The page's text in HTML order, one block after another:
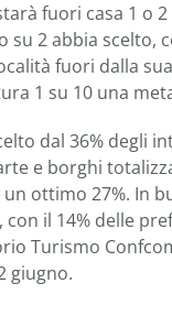
fuori casa 1 o
su 2 abbia scelto,
fuori dalla
1 su 10 una
dal 36% degli
e borghi
ottimo 27%. In
il 14% delle
Turismo
giugno.